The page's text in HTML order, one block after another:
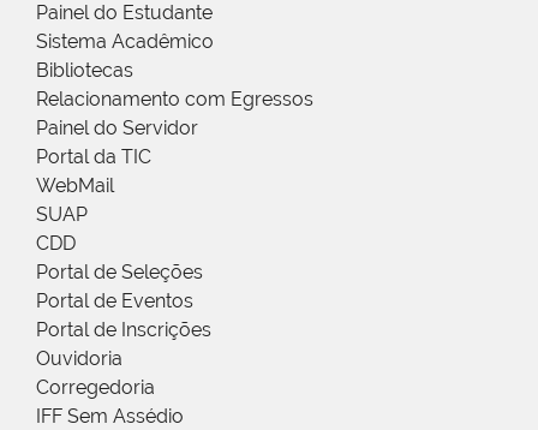
Painel do Estudante
Sistema Acadêmico
Bibliotecas
Relacionamento com Egressos
Painel do Servidor
Portal da TIC
WebMail
SUAP
CDD
Portal de Seleções
Portal de Eventos
Portal de Inscrições
Ouvidoria
Corregedoria
IFF Sem Assédio